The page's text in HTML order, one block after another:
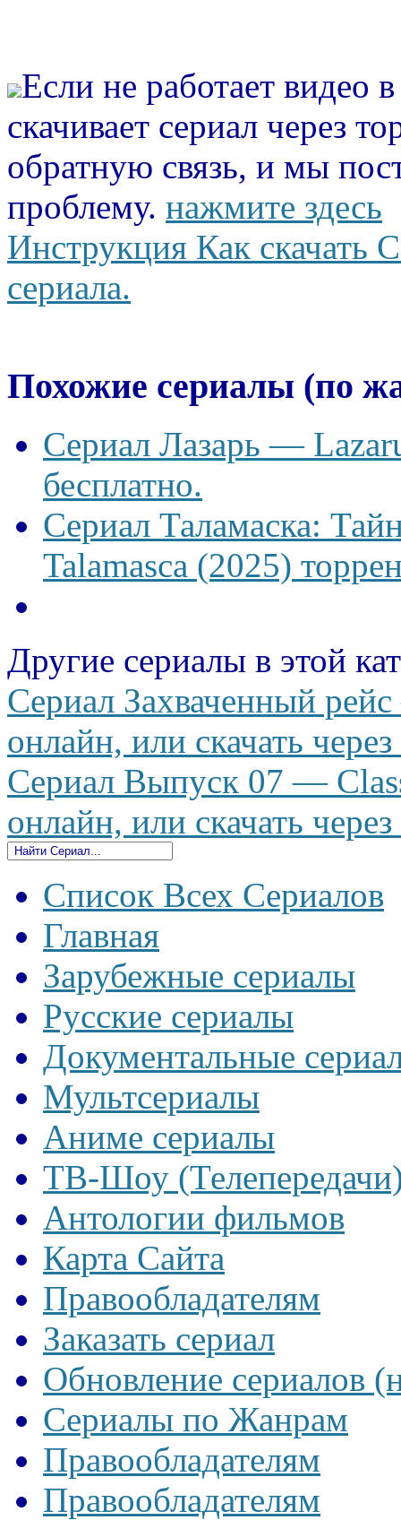
Если не работает видео
скачивает сериал через
обратную связь, и мы
проблему. нажмите здесь
Инструкция Как скачать
сериала.
Похожие сериалы (по
Сериал Лазарь —
бесплатно.
Сериал Таламаска:
Talamasca (2025)
Другие сериалы в этой
Сериал Захваченный
онлайн, или скачать
Сериал Выпуск 07 —
онлайн, или скачать
Список Всех Сериалов
Главная
Зарубежные сериалы
Русские сериалы
Документальные
Мультсериалы
Аниме сериалы
ТВ-Шоу
Антологии фильмов
Карта Сайта
Правообладателям
Заказать сериал
Обновление сериалов
Сериалы по Жанрам
Правообладателям
Правообладателям